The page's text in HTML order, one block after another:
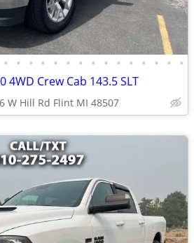
• • • • • • • • • • • • • • •
4WD Crew Cab 143.5 SLT
W Hill Rd Flint MI 48507